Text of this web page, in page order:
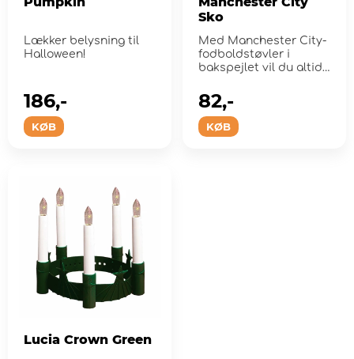
Lækker belysning til
Halloween!
KØB
186,-
Sko
Med Manchester City-
fodboldstøvler i
bakspejlet vil du altid
KØB
82,-
Lucia Crown Green